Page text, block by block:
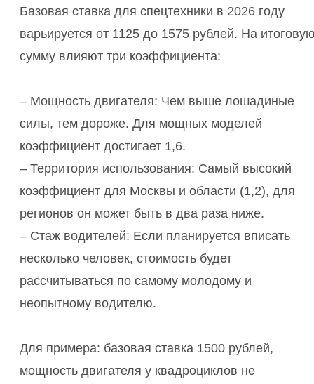
Базовая ставка для спецтехники в 2026 году
варьируется от 1125 до 1575 рублей. На
сумму влияют три коэффициента:
– Мощность двигателя: Чем выше лошадиные
силы, тем дороже. Для мощных моделей
коэффициент достигает 1,6.
– Территория использования: Самый высокий
коэффициент для Москвы и области (1,2), для
регионов он может быть в два раза ниже.
– Стаж водителей: Если планируется вписать
несколько человек, стоимость будет
рассчитываться по самому молодому и
неопытному водителю.
Для примера: базовая ставка 1500 рублей,
мощность двигателя у квадроциклов не